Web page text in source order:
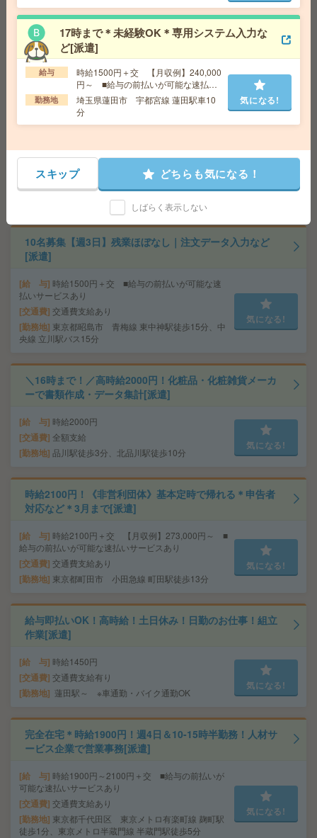
給 与
時給1600円＋交 ■給与の前払いが可能な速
払いサービスあり
交通費 交通費支給あり
勤務地 埼玉県さいたま市大宮区 東北本線 大宮（埼
玉）駅徒歩10分
時給1750円＊完全在宅！KADOKAWA！書籍データに関
給 与 時給1750円
飯田橋駅徒歩3分、九段下駅徒歩7分
気になる!
10名募集【週3日】残業ほぼなし｜注文データ入力など
[派遣]
給 与 時給1500円＋交 ■給与の前払いが可能な速
払いサービスあり
交通費 交通費支給あり
勤務地 東京都昭島市 青梅線 東中神駅徒歩15分、中
央線 立川駅バス15分
気になる!
＼16時まで！／高時給2000円！化粧品・化粧雑貨メーカ
ーで書類作成・データ集計[派遣]
給 与 時給2000円
交通費 全額支給
勤務地 品川駅徒歩3分、北品川駅徒歩10分
気になる!
時給2100円！《非営利団体》基本定時で帰れる＊申告者
対応など＊3月まで[派遣]
給 与 時給2100円＋交 【月収例】273,000円～ ■
給与の前払いが可能な速払いサービスあり
交通費 交通費支給あり
勤務地 東京都町田市 小田急線 町田駅徒歩13分
気になる!
給与即払いOK！高時給！土日休み！日勤のお仕事！組立
作業[派遣]
給 与 時給1450円
交通費 交通費支給有り
勤務地 蓮田駅～ ※車通勤・バイク通勤OK
気になる!
完全在宅＊時給1900円！週4日＆10-15時半勤務！人材サ
ービス企業で営業事務[派遣]
給 与 時給1900円～2100円＋交 ■給与の前払いが
可能な速払いサービスあり
交通費 交通費支給あり
勤務地 東京都千代田区 東京メトロ有楽町線 麹町駅
徒歩1分、東京メトロ半蔵門線 半蔵門駅徒歩5分
気になる!
17時まで＊未経験OK＊専用システム入力な
ど[派遣]
給与
時給1500円＋交 【月収例】240,000
円～ ■給与の前払いが可能な速払い
サービスあり
勤務地
埼玉県蓮田市 宇都宮線 蓮田駅車10
分
気になる!
スキップ どちらも気になる！
しばらく表示しない